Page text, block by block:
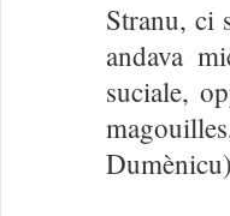
Stranu, ci
andava
suciale,